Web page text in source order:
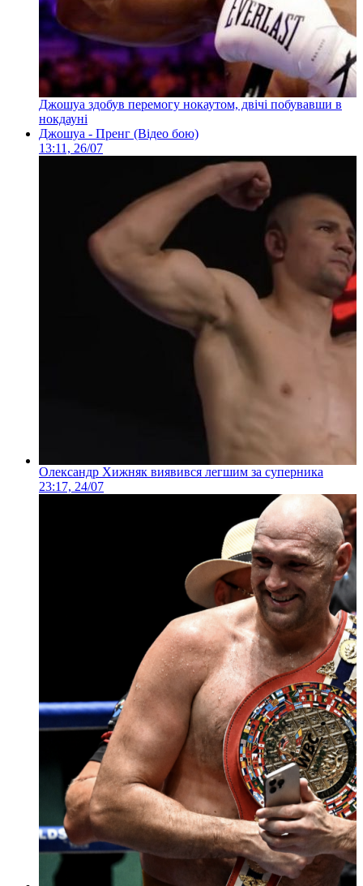
Джошуа здобув перемогу нокаутом, двічі побувавши в
нокдауні
Джошуа - Пренг (Відео бою)
13:11, 26/07
Олександр Хижняк виявився легшим за суперника
23:17, 24/07